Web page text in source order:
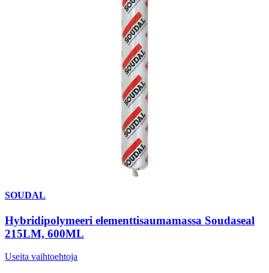
SOUDAL
Hybridipolymeeri elementtisaumamassa Soudaseal
215LM, 600ML
Useita vaihtoehtoja